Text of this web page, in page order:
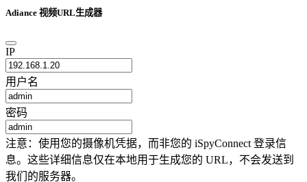
Adiance 视频URL生成器
IP
用户名
密码
注意：使用您的摄像机凭据，而非您的 iSpyConnect 登录信
息。这些详细信息仅在本地用于生成您的 URL，不会发送到
我们的服务器。